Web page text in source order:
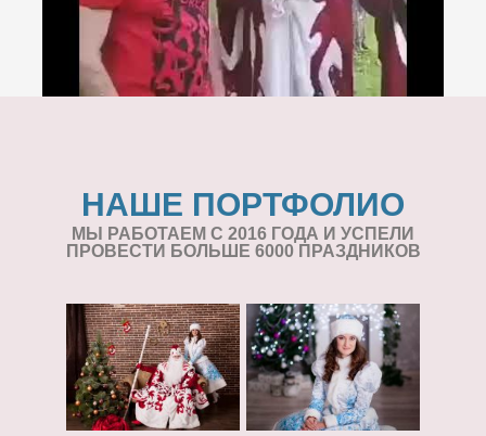
НАШЕ ПОРТФОЛИО
МЫ РАБОТАЕМ С 2016 ГОДА И УСПЕЛИ
ПРОВЕСТИ БОЛЬШЕ 6000 ПРАЗДНИКОВ